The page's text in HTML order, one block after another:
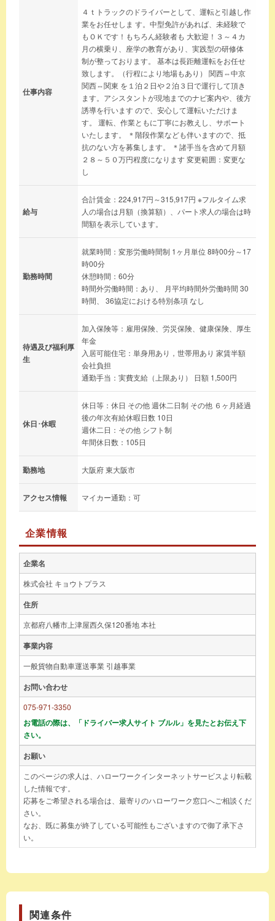
仕事内容
４ｔトラックのドライバーとして、運転と引越し作
業をお任せしま す。中型免許があれば、未経験で
もＯＫです！もちろん経験者も 大歓迎！３～４カ
月の横乗り、座学の教育があり、実践型の研修体
制が整っております。 基本は長距離運転をお任せ
致します。（行程により地場もあり） 関西⇔中京
関西⇔関東 を１泊２日や２泊３日で運行して頂き
ます。アシスタントが現地までのナビ案内や、後方
誘導を行います ので、安心して運転いただけま
す。 運転、作業ともに丁寧にお教えし、サポート
いたします。 ＊階段作業なども伴いますので、抵
抗のない方を募集します。 ＊諸手当を含めて月額
２８～５０万円程度になります 変更範囲：変更な
し
給与
合計賃金：224,917円～315,917円 ※フルタイム求
人の場合は月額（換算額）、パート求人の場合は時
間額を表示しています。
勤務時間
就業時間：変形労働時間制 1ヶ月単位 8時00分～17
時00分
休憩時間：60分
時間外労働時間：あり、 月平均時間外労働時間 30
時間、 36協定における特別条項 なし
待遇及び福利厚
生
加入保険等：雇用保険、労災保険、健康保険、厚生
年金
入居可能住宅：単身用あり，世帯用あり 家賃半額
会社負担
通勤手当：実費支給（上限あり） 日額 1,500円
休日･休暇
休日等：休日 その他 週休二日制 その他 ６ヶ月経過
後の年次有給休暇日数 10日
週休二日：その他 シフト制
年間休日数：105日
勤務地 大阪府 東大阪市
アクセス情報 マイカー通勤：可
企業情報
企業名
株式会社 キョウトプラス
住所
京都府八幡市上津屋西久保120番地 本社
事業内容
一般貨物自動車運送事業 引越事業
お問い合わせ
075-971-3350
お電話の際は、「ドライバー求人サイト ブルル」を見たとお伝え下
さい。
お願い
このページの求人は、ハローワークインターネットサービスより転載
した情報です。
応募をご希望される場合は、最寄りのハローワーク窓口へご相談くだ
さい。
なお、既に募集が終了している可能性もございますので御了承下さ
い。
関連条件